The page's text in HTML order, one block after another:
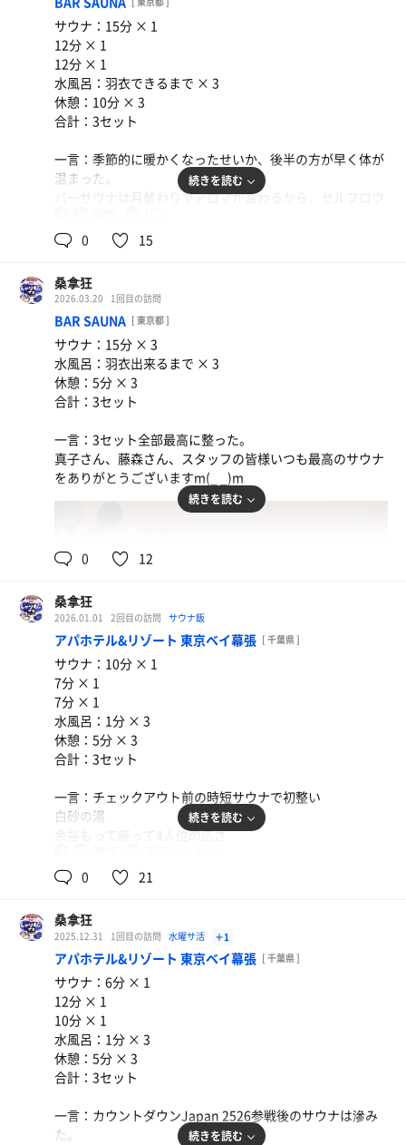
炙り鴨温汁せいろ
鴨が厚くて、つゆにしっかり香りが付いている
水
玉つけ麺(コラボ中)
ファミマの白桃香るルイボスティー
生姜焼き定食
「これが水だとしたら、他の水は泥だな」
サウナ：15分 × 1
12分 × 1
12分 × 1
水風呂：羽衣できるまで × 3
休憩：10分 × 3
合計：3セット
一言：季節的に暖かくなったせいか、後半の方が早く体が
温まった。
バーサウナは月替わりでアロマが変わるから、セルフロウ
ちなみにアロマの香りのテーマは「陽だまりの桜」。春だ
続きを読む
0 15
桑拿狂
2026.03.20 1回目の訪問
BAR SAUNA [ 東京都 ]
サウナ：15分 × 3
水風呂：羽衣出来るまで × 3
休憩：5分 × 3
合計：3セット
一言：3セット全部最高に整った。
真子さん、藤森さん、スタッフの皆様いつも最高のサウナ
をありがとうございますm(_ _)m
続きを読む
0 12
桑拿狂
2026.01.01 2回目の訪問 サウナ飯
アパホテル&リゾート 東京ベイ幕張 [ 千葉県 ]
サウナ：10分 × 1
7分 × 1
7分 × 1
水風呂：1分 × 3
休憩：5分 × 3
合計：3セット
一言：チェックアウト前の時短サウナで初整い
白砂の湯
余裕もって座って4人位の広さ
水風呂もきちんとある
必要なものが最小限にある感じ
続きを読む
0 21
桑拿狂
2025.12.31 1回目の訪問 水曜サ活 ＋1
アパホテル&リゾート 東京ベイ幕張 [ 千葉県 ]
サウナ：6分 × 1
12分 × 1
10分 × 1
水風呂：1分 × 3
休憩：5分 × 3
合計：3セット
一言：カウントダウンJapan 2526参戦後のサウナは滲み
た。
続きを読む